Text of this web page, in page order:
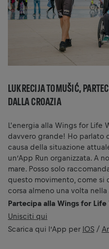
LUKRECIJA TOMUŠIĆ,
DALLA CROAZIA
L'energia alla Wings for Life
davvero grande! Ho parlato
causa della situazione
un’App Run organizzata. A
mare. Posso solo
questo movimento, come si
corsa almeno una volta nella
Partecipa alla Wings for
Unisciti qui
Scarica qui l’App per IOS /